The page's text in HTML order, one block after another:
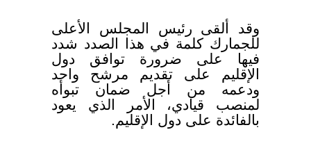
وقد ألقى رئيس المجلس الأعلى
للجمارك كلمة في هذا الصدد شدد
فيها على ضرورة توافق دول
الإقليم على تقديم مرشح واحد
ودعمه من أجل ضمان تبوأه
لمنصب قيادي، الأمر الذي يعود
بالفائدة على دول الإقليم.